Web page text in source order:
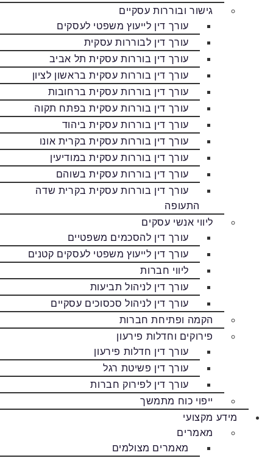
גישור ובוררות עסקיים
עורך דין לייעוץ משפטי לעסקים
עורך דין לבוררות עסקית
עורך דין בוררות עסקית תל אביב
עורך דין בוררות עסקית בראשון לציון
עורך דין בוררות עסקית ברחובות
עורך דין בוררות עסקית בפתח תקוה
עורך דין בוררות עסקית ביהוד
עורך דין בוררות עסקית בקרית אונו
עורך דין בוררות עסקית במודיעין
עורך דין בוררות עסקית בשוהם
עורך דין בוררות עסקית בקרית שדה
התעופה
ליווי אנשי עסקים
עורך דין להסכמים משפטיים
עורך דין לייעוץ משפטי לעסקים קטנים
ליווי חברות
עורך דין לניהול תביעות
עורך דין לניהול סכסוכים עסקיים
הקמה ופתיחת חברות
פירוקים וחדלות פירעון
עורך דין חדלות פירעון
עורך דין פשיטת רגל
עורך דין לפירוק חברות
ייפוי כוח מתמשך
מידע מקצועי
מאמרים
מאמרים מצולמים